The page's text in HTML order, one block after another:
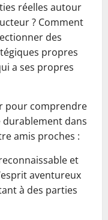
réelles autour
? Comment
des
propres
a ses propres
pour comprendre
durablement dans
amis proches :
et
aventureux
à des parties